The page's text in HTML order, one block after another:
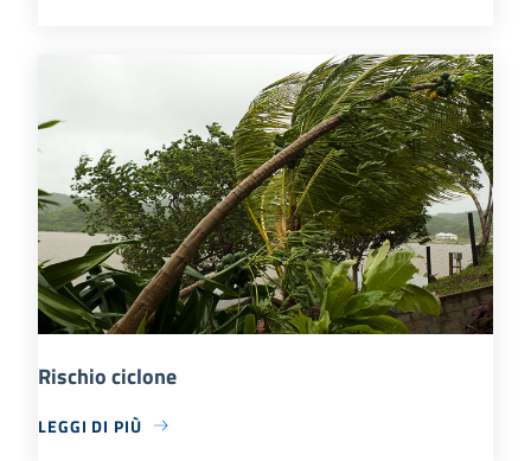
Rischio ciclone
LEGGI DI PIÙ